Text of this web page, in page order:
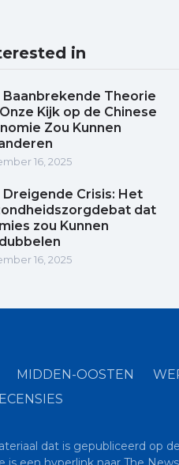
in
Baanbrekende Theorie
Kijk op de Chinese
Zou Kunnen
16, 2025
Dreigende Crisis: Het
dat
zou Kunnen
16, 2025
MIDDEN-OOSTEN
dat is gepubliceerd op